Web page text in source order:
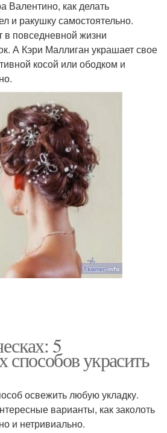
Валентино, как делать
и ракушку самостоятельно.
повседневной жизни
А Кэри Маллиган украшает свое
косой или ободком и
5
способов украсить
освежить любую укладку.
варианты, как заколоть
и нетривиально.